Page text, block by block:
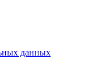
данных